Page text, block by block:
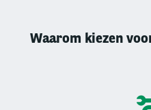
Waarom kiezen